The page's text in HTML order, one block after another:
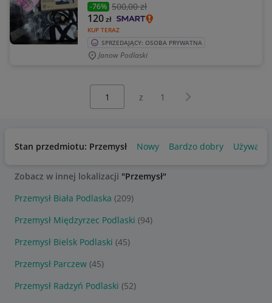
-76% 500,00 zł
KUP TERAZ
120zł
SPRZEDAJĄCY: OSOBA PRYWATNA
Janow Podlaski
z 1 Następna strona
Stan przedmiotu: Przemysł Nowy Bardzo dobry Używany
Zobacz w innej lokalizacji "Przemysł"
Przemysł Biała Podlaska (209)
Przemysł Międzyrzec Podlaski (94)
Przemysł Bielsk Podlaski (45)
Przemysł Parczew (45)
Przemysł Radzyń Podlaski (52)